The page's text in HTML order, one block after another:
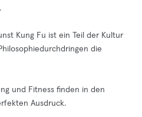
Kung Fu ist ein Teil der Kultur
die
und Fitness finden in den
Ausdruck.